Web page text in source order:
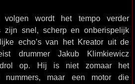
wordt het tempo verder
zijn snel, scherp en onberispelijk
echo’s van het Kreator uit de
drummer Jakub Klimkiewicz
op. Hij is niet zomaar het
nummers, maar een motor die